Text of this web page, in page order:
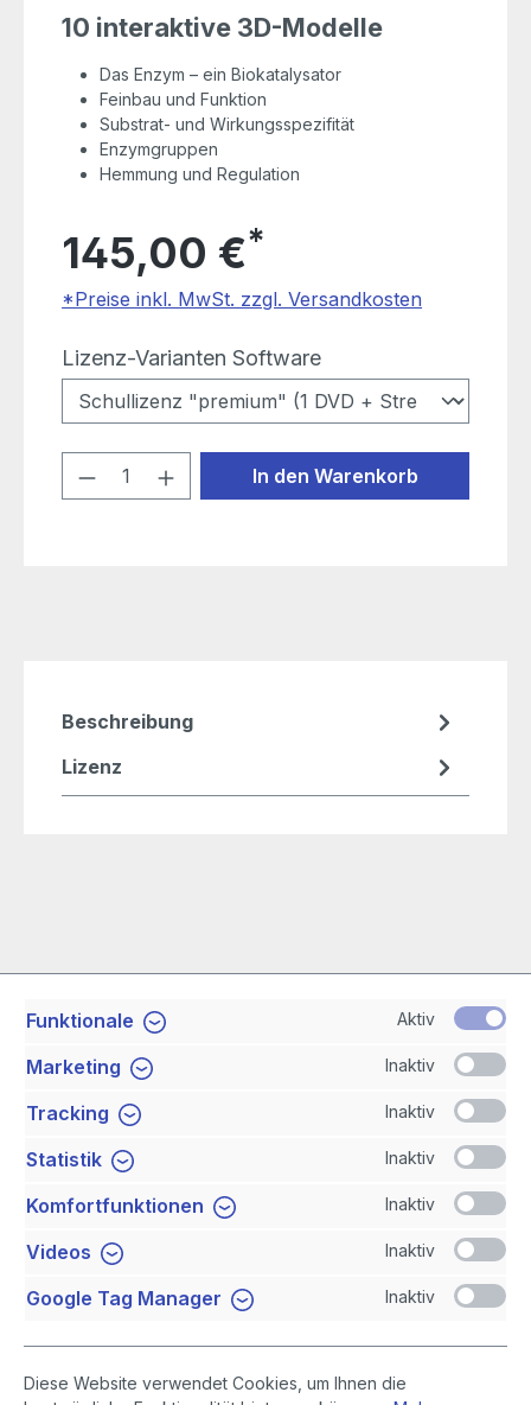
10 interaktive 3D-Modelle
Das Enzym – ein Biokatalysator
Feinbau und Funktion
Substrat- und Wirkungsspezifität
Enzymgruppen
Hemmung und Regulation
145,00 €*
*Preise inkl. MwSt. zzgl. Versandkosten
Lizenz-Varianten Softwareauswählen
Produkt Anzahl: Gib den
In den Warenkorb
Beschreibung
Lizenz
Service-Hotline
Shop Service
Newsletter
Funktionale Aktiv
Marketing Inaktiv
Tracking Inaktiv
Statistik Inaktiv
Komfortfunktionen Inaktiv
Videos Inaktiv
Google Tag Manager Inaktiv
Diese Website verwendet Cookies, um Ihnen die